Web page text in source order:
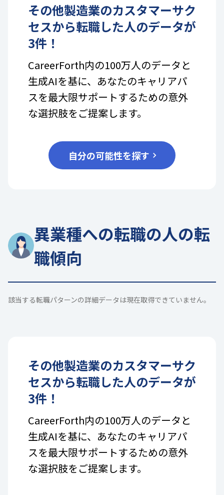
その他製造業のカスタマーサク
セスから転職した人のデータが
3件！
CareerForth内の100万人のデータと
生成AIを基に、あなたのキャリアパ
スを最大限サポートするための意外
な選択肢をご提案します。
自分の可能性を探す
異業種への転職の人の転
職傾向
該当する転職パターンの詳細データは現在取得できていません。
その他製造業のカスタマーサク
セスから転職した人のデータが
3件！
CareerForth内の100万人のデータと
生成AIを基に、あなたのキャリアパ
スを最大限サポートするための意外
な選択肢をご提案します。